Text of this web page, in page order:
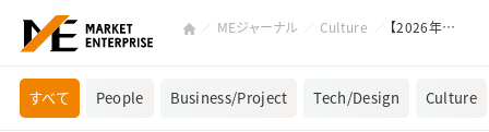
MEジャーナル Culture 【2026年1月のMEニュース】内定者研修、TV撮影協力、官民連携など、1月も多岐にわたるMEの活動を紹介！
すべて People Business/Project Tech/Design Culture